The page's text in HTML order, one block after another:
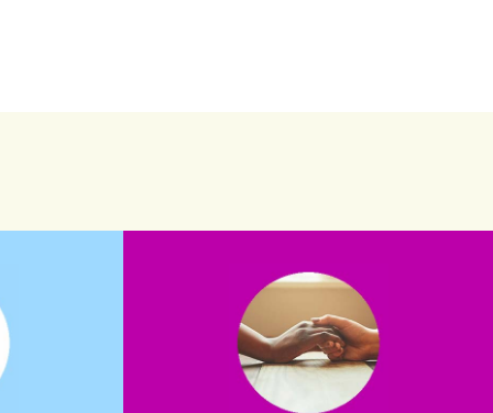
assuntos. Entre em contato conosco e
saiba como nos ajudar.
saiba mais